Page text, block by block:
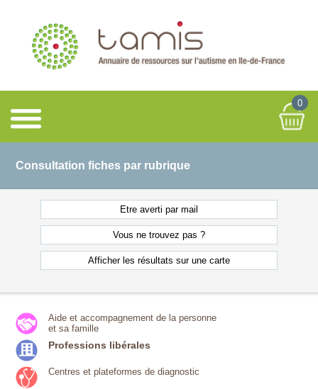
0
Consultation fiches par rubrique
Etre averti par mail
Vous ne trouvez pas ?
Afficher les résultats sur une carte
Aide et accompagnement de la personne
et sa famille
Professions libérales
Centres et plateformes de diagnostic